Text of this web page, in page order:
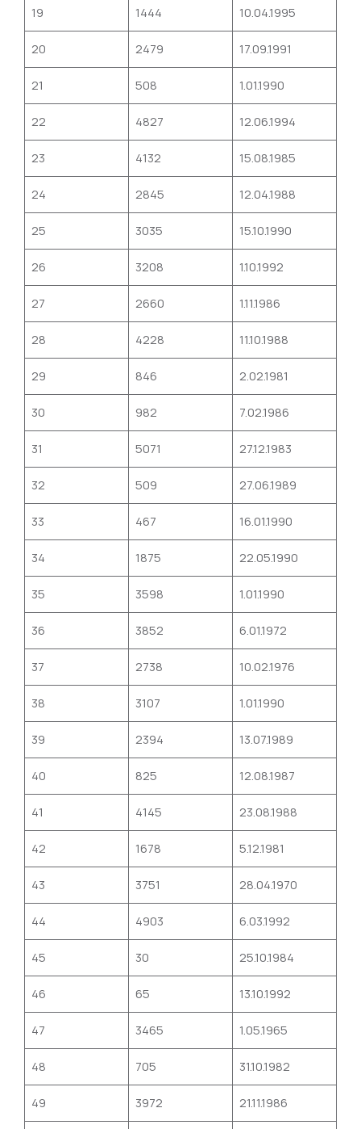
19 1444 10.04.1995
20 2479 17.09.1991
21 508 1.01.1990
22 4827 12.06.1994
23 4132 15.08.1985
24 2845 12.04.1988
25 3035 15.10.1990
26 3208 1.10.1992
27 2660 1.11.1986
28 4228 11.10.1988
29 846 2.02.1981
30 982 7.02.1986
31 5071 27.12.1983
32 509 27.06.1989
33 467 16.01.1990
34 1875 22.05.1990
35 3598 1.01.1990
36 3852 6.01.1972
37 2738 10.02.1976
38 3107 1.01.1990
39 2394 13.07.1989
40 825 12.08.1987
41 4145 23.08.1988
42 1678 5.12.1981
43 3751 28.04.1970
44 4903 6.03.1992
45 30 25.10.1984
46 65 13.10.1992
47 3465 1.05.1965
48 705 31.10.1982
49 3972 21.11.1986